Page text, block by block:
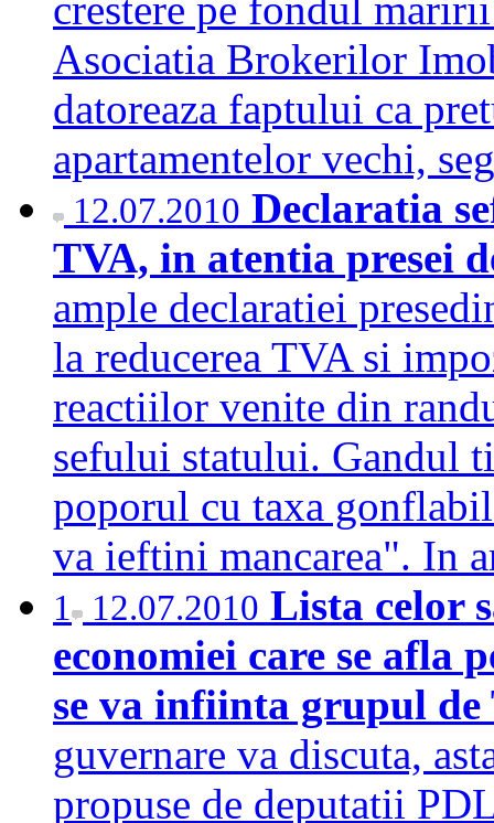
Asociatia Brokerilor
datoreaza faptului ca
apartamentelor vechi,
12.07.2010 Declaratia
TVA, in atentia presei
ample declaratiei
la reducerea TVA si
reactiilor venite din
sefului statului. Gandul
poporul cu taxa
va ieftini mancarea". In
1 12.07.2010 Lista celor
economiei care se afla
se va infiinta grupul
guvernare va discuta,
propuse de deputatii